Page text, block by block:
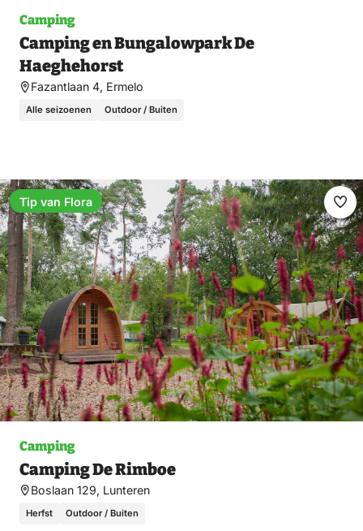
Camping
Camping en Bungalowpark De
Haeghehorst
Fazantlaan 4, Ermelo
Alle seizoenen Outdoor / Buiten
Camping
Camping De Rimboe
Boslaan 129, Lunteren
Herfst Outdoor / Buiten
Tip van Flora